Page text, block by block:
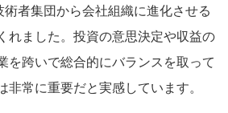
者集団から会社組織に進化させる
れました。投資の意思決定や収益の
を跨いで総合的にバランスを取って
非常に重要だと実感しています。